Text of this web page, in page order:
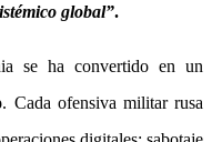
global”.
se ha convertido en un
. Cada ofensiva militar rusa